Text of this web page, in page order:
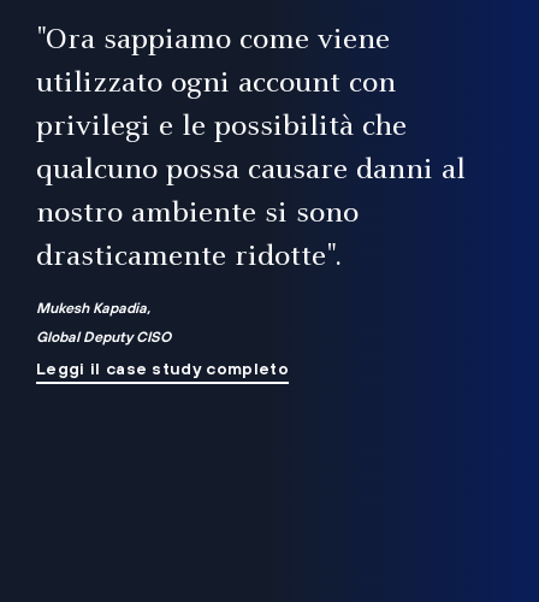
"Ora sappiamo come viene
utilizzato ogni account con
privilegi e le possibilità che
qualcuno possa causare danni al
nostro ambiente si sono
drasticamente ridotte".
Mukesh Kapadia,
Global Deputy CISO
Leggi il case study completo